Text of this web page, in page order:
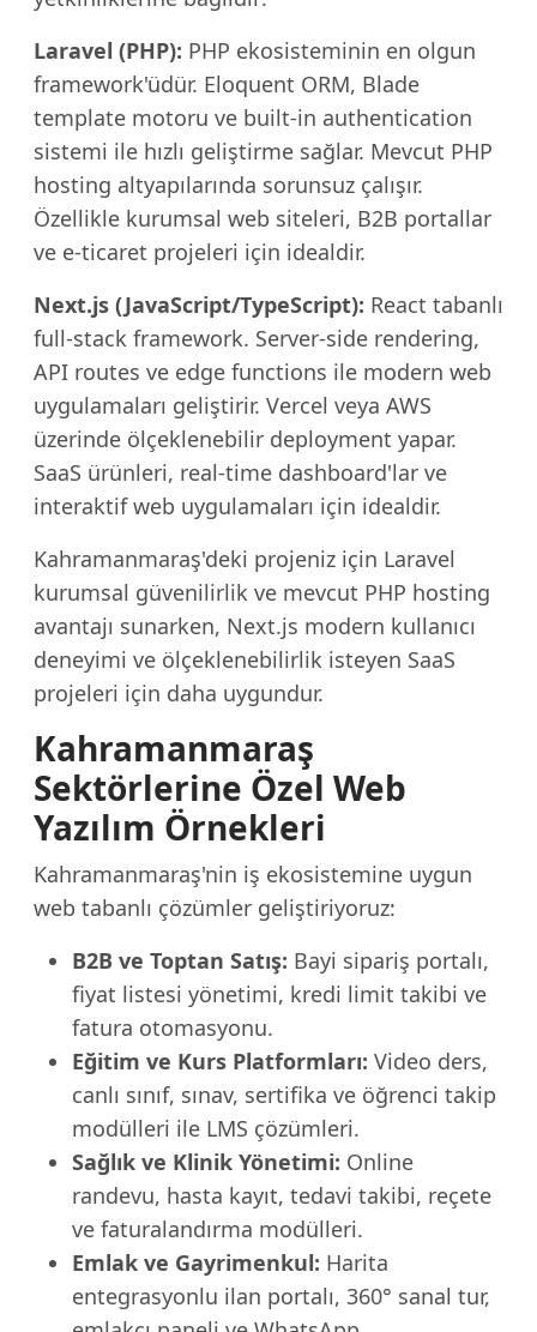
Laravel (PHP): PHP ekosisteminin en olgun
framework'üdür. Eloquent ORM, Blade
template motoru ve built-in authentication
sistemi ile hızlı geliştirme sağlar. Mevcut PHP
hosting altyapılarında sorunsuz çalışır.
Özellikle kurumsal web siteleri, B2B portallar
ve e-ticaret projeleri için idealdir.
Next.js (JavaScript/TypeScript): React tabanlı
full-stack framework. Server-side rendering,
API routes ve edge functions ile modern web
uygulamaları geliştirir. Vercel veya AWS
üzerinde ölçeklenebilir deployment yapar.
SaaS ürünleri, real-time dashboard'lar ve
interaktif web uygulamaları için idealdir.
Kahramanmaraş'deki projeniz için Laravel
kurumsal güvenilirlik ve mevcut PHP hosting
avantajı sunarken, Next.js modern kullanıcı
deneyimi ve ölçeklenebilirlik isteyen SaaS
projeleri için daha uygundur.
Kahramanmaraş
Sektörlerine Özel Web
Yazılım Örnekleri
Kahramanmaraş'nin iş ekosistemine uygun
web tabanlı çözümler geliştiriyoruz:
B2B ve Toptan Satış: Bayi sipariş portalı,
fiyat listesi yönetimi, kredi limit takibi ve
fatura otomasyonu.
Eğitim ve Kurs Platformları: Video ders,
canlı sınıf, sınav, sertifika ve öğrenci takip
modülleri ile LMS çözümleri.
Sağlık ve Klinik Yönetimi: Online
randevu, hasta kayıt, tedavi takibi, reçete
ve faturalandırma modülleri.
Emlak ve Gayrimenkul: Harita
entegrasyonlu ilan portalı, 360° sanal tur,